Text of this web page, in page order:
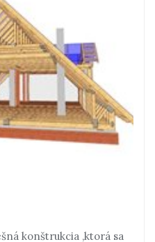
konštrukcia ,ktorá sa